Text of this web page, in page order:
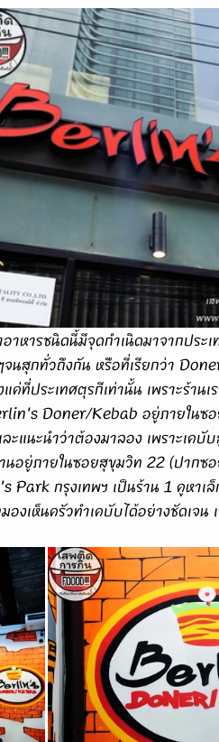
หารชนิดนี้มีจุดกำเนิดมาจากประ
นสุกทั่วถึงกัน หรือที่เรียกว่า
ที่ประเทศตุรกีเท่านั้น เพราะร้านเ
Doner/Kebab อยู่ภายในซ
ะแนะนำว่าต้องมาลอง เพราะเค
นอยู่ภายในซอยสุขุมวิท 22 (ปากซ
กรุงเทพฯ เป็นร้าน 1 คูหาเ
งเห็นครัวทำเคบับได้อย่างชัดเจน